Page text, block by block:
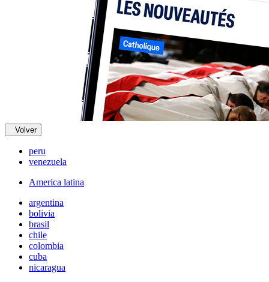
Volver
peru
venezuela
America latina
argentina
bolivia
brasil
chile
colombia
cuba
nicaragua